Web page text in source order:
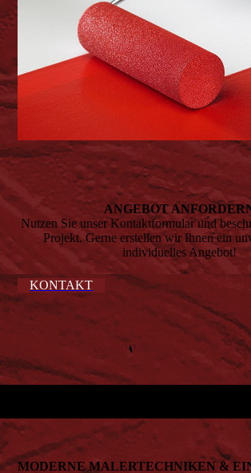
ANGEBOT
Nutzen Sie unser Kontaktformular und
Projekt. Gerne erstellen wir Ihnen ein
individuelles Angebot!
KONTAKT
MODERNE MALERTECHNIKEN &